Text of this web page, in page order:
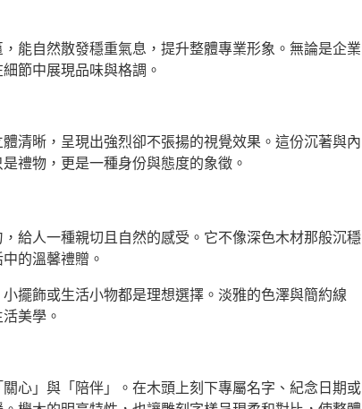
能自然散發穩重氣息，提升整體專業形象。無論是企業
節中展現品味與格調。
清晰，呈現出強烈卻不張揚的視覺效果。這份沉著與內
禮物，更是一種身份與態度的象徵。
給人一種親切且自然的感受。它不像深色木材那般沉穩
的溫馨禮贈。
擺飾或生活小物都是理想選擇。淡雅的色澤與簡約線
美學。
心」與「陪伴」。在木頭上刻下專屬名字、紀念日期或